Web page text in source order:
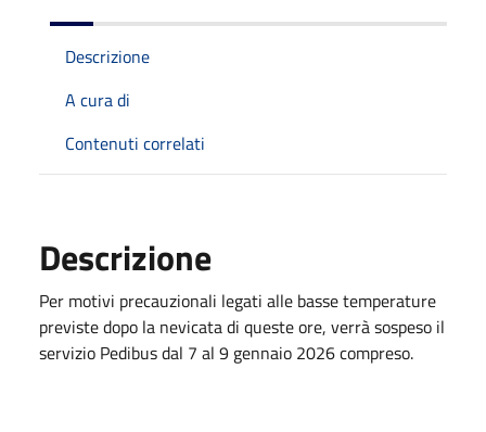
Descrizione
A cura di
Contenuti correlati
Descrizione
Per motivi precauzionali legati alle basse temperature
previste dopo la nevicata di queste ore, verrà sospeso il
servizio Pedibus dal 7 al 9 gennaio 2026 compreso.